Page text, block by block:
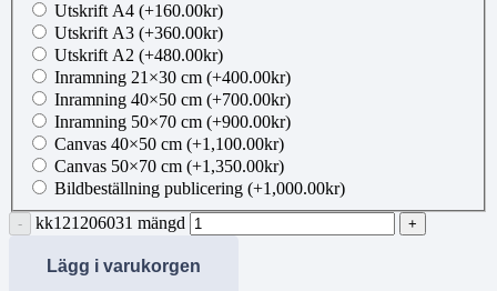
Utskrift A4 (+160.00kr)
Utskrift A3 (+360.00kr)
Utskrift A2 (+480.00kr)
Inramning 21×30 cm (+400.00kr)
Inramning 40×50 cm (+700.00kr)
Inramning 50×70 cm (+900.00kr)
Canvas 40×50 cm (+1,100.00kr)
Canvas 50×70 cm (+1,350.00kr)
Bildbeställning publicering (+1,000.00kr)
kk121206031 mängd
Lägg i varukorgen